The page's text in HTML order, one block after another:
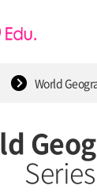
World
Series